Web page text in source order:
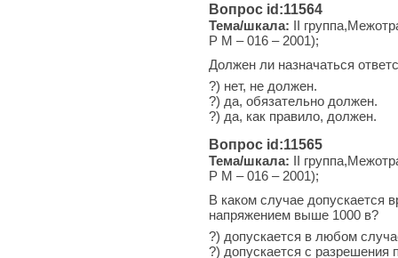
Вопрос id:11564
Тема/шкала: II
Р М – 016 – 2001);
Должен ли назначаться
?) нет, не должен.
?) да, обязательно должен.
?) да, как правило, должен.
Вопрос id:11565
Тема/шкала: II
Р М – 016 – 2001);
В каком случае допускается
напряжением выше 1000 в?
?) допускается в любом
?) допускается с